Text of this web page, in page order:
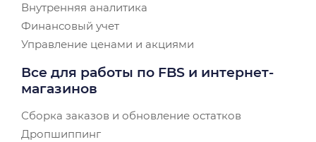
Внутренняя аналитика
Финансовый учет
Управление ценами и акциями
Все для работы по FBS и интернет-
магазинов
Сборка заказов и обновление остатков
Дропшиппинг